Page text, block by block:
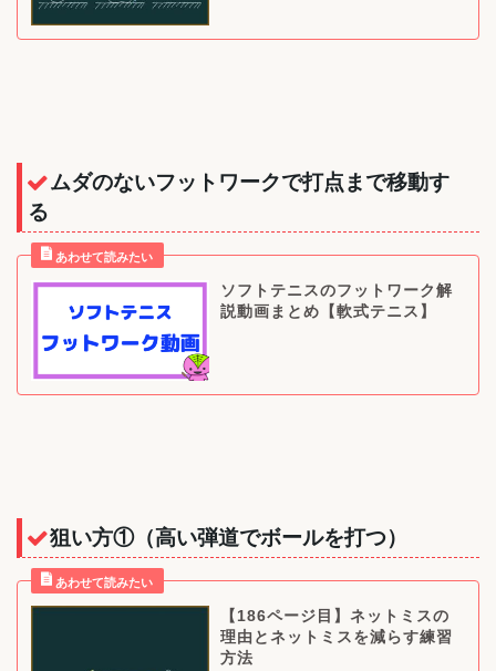
ムダのないフットワークで打点まで移動す
る
ソフトテニスのフットワーク解
説動画まとめ【軟式テニス】
狙い方①（高い弾道でボールを打つ）
【186ページ目】ネットミスの
理由とネットミスを減らす練習
方法